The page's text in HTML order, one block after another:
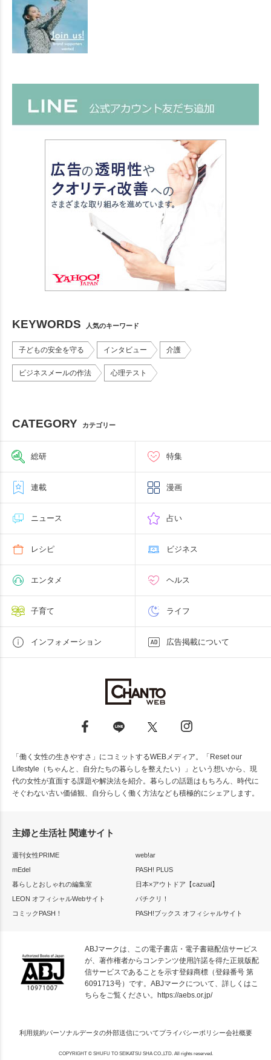
KEYWORDS 人気のキーワード
子どもの安全を守る インタビュー 介護
ビジネスメールの作法 心理テスト
CATEGORY カテゴリー
総研 特集
連載 漫画
ニュース 占い
レシピ ビジネス
エンタメ ヘルス
子育て ライフ
インフォメーション 広告掲載について
「働く女性の生きやすさ」にコミットするWEBメディア。「Reset our
Lifestyle（ちゃんと、自分たちの暮らしを整えたい）」という想いから、現
代の女性が直面する課題や解決法を紹介。暮らしの話題はもちろん、時代に
そぐわない古い価値観、自分らしく働く方法なども積極的にシェアします。
主婦と生活社 関連サイト
週刊女性PRIME
web!ar
mEdel
PASH! PLUS
暮らしとおしゃれの編集室
日本×アウトドア【cazual】
LEON オフィシャルWebサイト
パチクリ！
コミックPASH！
PASH!ブックス オフィシャルサイト
ABJマークは、この電子書店・電子書籍配信サービス
が、著作権者からコンテンツ使用許諾を得た正規版配
信サービスであることを示す登録商標（登録番号 第
6091713号）です。ABJマークについて、詳しくはこ
ちらをご覧ください。 https://aebs.or.jp/
利用規約パーソナルデータの外部送信についてプライバシーポリシー会社概要
COPYRIGHT © SHUFU TO SEIKATSU SHA CO.,LTD. All rights reserved.